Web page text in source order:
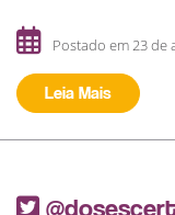
Postado em 23 de
Leia Mais